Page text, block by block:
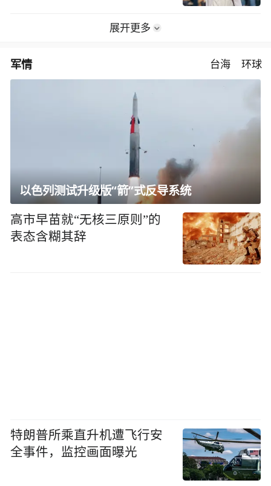
展开更多
军情 台海 环球
以色列测试升级版“箭”式反导系统
高市早苗就“无核三原则”的
表态含糊其辞
特朗普所乘直升机遭飞行安
全事件，监控画面曝光